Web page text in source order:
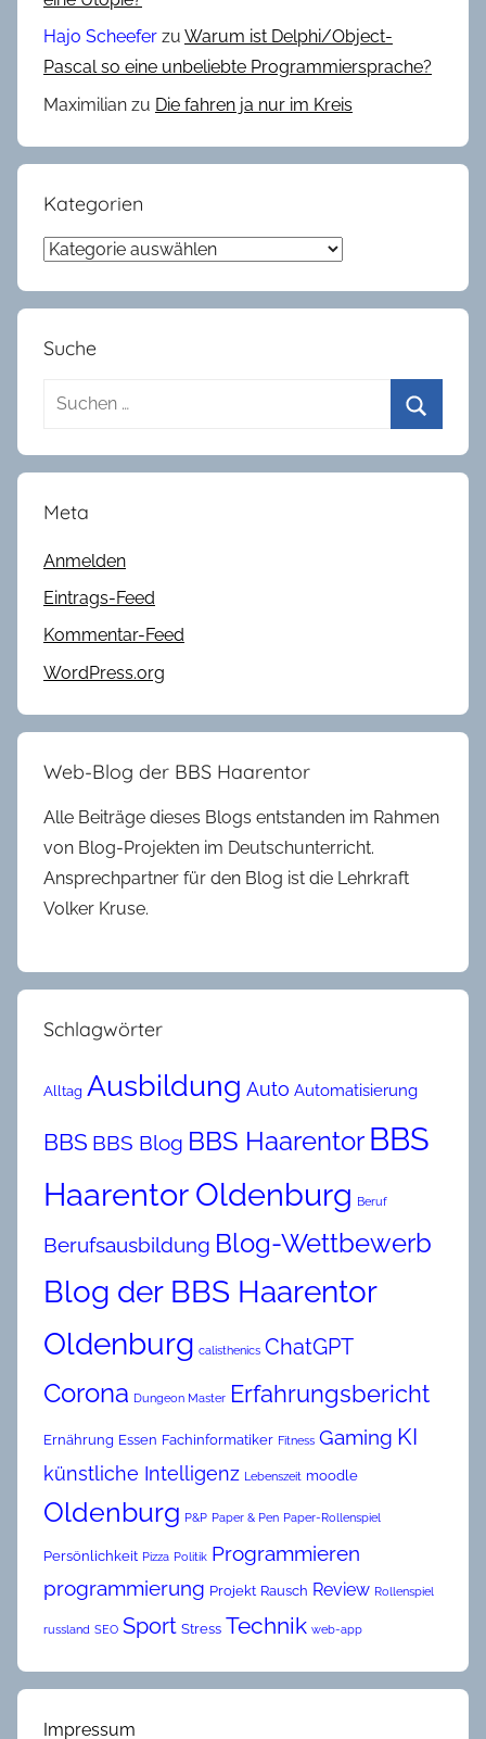
Hajo Scheefer zu Warum ist Delphi/Object-
Pascal so eine unbeliebte Programmiersprache?
Maximilian zu Die fahren ja nur im Kreis
Kategorien
Kategorien
Suche
Suchen
Meta
Anmelden
Eintrags-Feed
Kommentar-Feed
WordPress.org
Web-Blog der BBS Haarentor
Alle Beiträge dieses Blogs entstanden im Rahmen
von Blog-Projekten im Deutschunterricht.
Ansprechpartner für den Blog ist die Lehrkraft
Volker Kruse.
Schlagwörter
Alltag Ausbildung Auto Automatisierung
BBS BBS Blog BBS Haarentor BBS
Haarentor Oldenburg Beruf
Berufsausbildung Blog-Wettbewerb
Blog der BBS Haarentor
Oldenburg calisthenics ChatGPT
Corona Dungeon Master Erfahrungsbericht
Ernährung Essen Fachinformatiker Fitness Gaming KI
künstliche Intelligenz Lebenszeit moodle
Oldenburg P&P Paper & Pen Paper-Rollenspiel
Persönlichkeit Pizza Politik Programmieren
programmierung Projekt Rausch Review Rollenspiel
russland SEO Sport Stress Technik web-app
Impressum